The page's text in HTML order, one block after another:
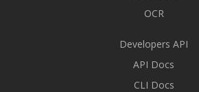
OCR
Developers API
API Docs
CLI Docs